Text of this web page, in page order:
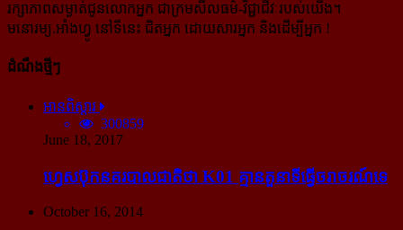
រក្សាភាពសម្ងាត់ជូនលោកអ្នក ជាក្រមសីលធម៌-​វិជ្ជាជីវៈ​របស់យើង។
មនោរម្យ.អាំងហ្វូ នៅទីនេះ ជិតអ្នក ដោយសារអ្នក និងដើម្បីអ្នក !
ដំណឹងថ្មីៗ
អានពិស្ដារ
300859
June 18, 2017
ហ្វេសប៊ុក​នគរបាល​ជាតិ​ថា K01 គ្មាន​តួនាទី​ធ្វើ​ចរាចរណ៍​ទេ
October 16, 2014